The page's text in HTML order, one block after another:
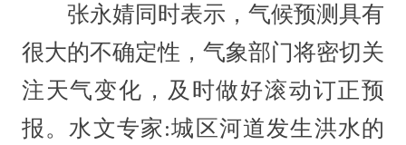
张永婧同时表示，气候预测具有
很大的不确定性，气象部门将密切关
注天气变化，及时做好滚动订正预
报。水文专家:城区河道发生洪水的